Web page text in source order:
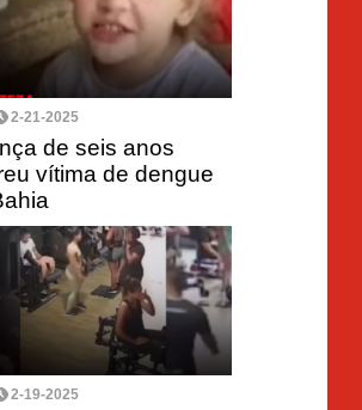
2-21-2025
de seis anos
vítima de dengue
2-19-2025